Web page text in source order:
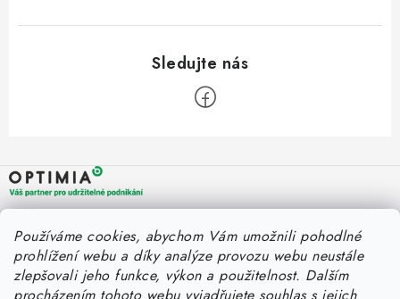
Používáme cookies, abychom Vám umožnili pohodlné
prohlížení webu a díky analýze provozu webu neustále
zlepšovali jeho funkce, výkon a použitelnost. Dalším
á
p
a
OPTIMIA BPO s.r.o.
Holýšovská 2923/4
150 00 Praha 5
Česká republika
Rychlý kontakt
eshop@optimia.cz
Informace pro vás